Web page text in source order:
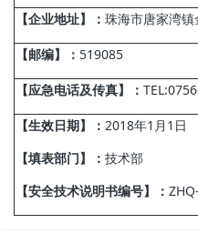
【企业地址】： 珠海市唐家湾
【邮编】： 519085
【应急电话及传真】：
【生效日期】： 2018年1月1日
【填表部门】： 技术部
【安全技术说明书编号】：